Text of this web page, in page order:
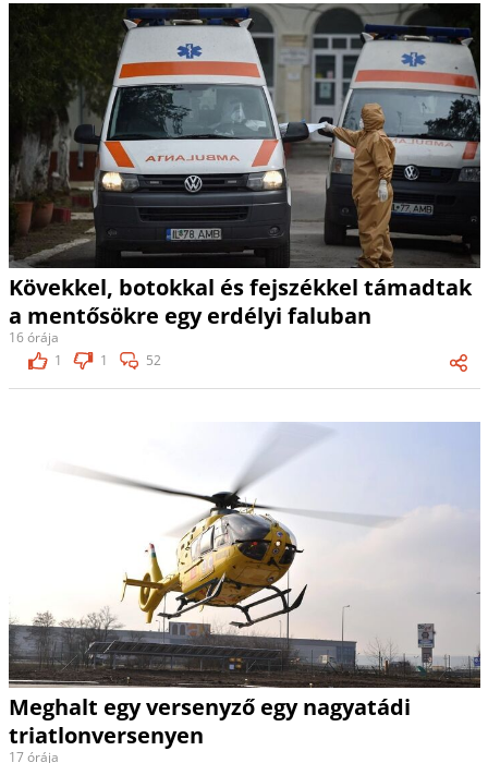
Kövekkel, botokkal és fejszékkel támadtak
a mentősökre egy erdélyi faluban
16 órája
1
1 52
Meghalt egy versenyző egy nagyatádi
triatlonversenyen
17 órája